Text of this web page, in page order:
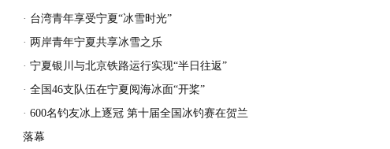
· 台湾青年享受宁夏“冰雪时光”
· 两岸青年宁夏共享冰雪之乐
· 宁夏银川与北京铁路运行实现“半日往返”
· 全国46支队伍在宁夏阅海冰面“开桨”
· 600名钓友冰上逐冠 第十届全国冰钓赛在贺兰
落幕